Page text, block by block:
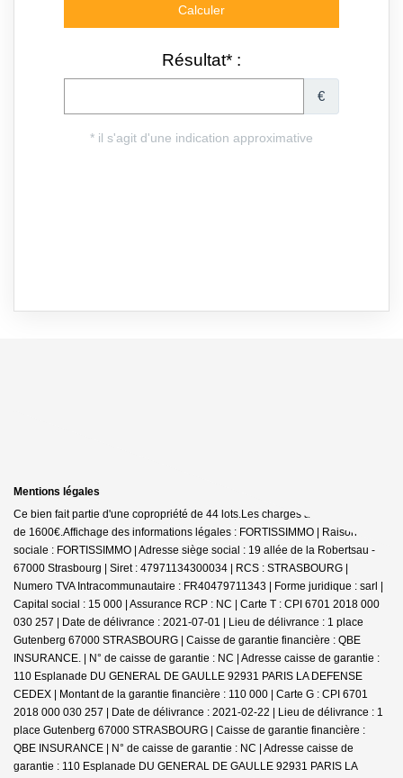
Mentions légales
Ce bien fait partie d'une copropriété de 44 lots.Les charges annuelles sont
de 1600€.Affichage des informations légales : FORTISSIMMO | Raison
sociale : FORTISSIMMO | Adresse siège social : 19 allée de la Robertsau -
67000 Strasbourg | Siret : 47971134300034 | RCS : STRASBOURG |
Numero TVA Intracommunautaire : FR40479711343 | Forme juridique : sarl |
Capital social : 15 000 | Assurance RCP : NC | Carte T : CPI 6701 2018 000
030 257 | Date de délivrance : 2021-07-01 | Lieu de délivrance : 1 place
Gutenberg 67000 STRASBOURG | Caisse de garantie financière : QBE
INSURANCE. | N° de caisse de garantie : NC | Adresse caisse de garantie :
110 Esplanade DU GENERAL DE GAULLE 92931 PARIS LA DEFENSE
CEDEX | Montant de la garantie financière : 110 000 | Carte G : CPI 6701
2018 000 030 257 | Date de délivrance : 2021-02-22 | Lieu de délivrance : 1
place Gutenberg 67000 STRASBOURG | Caisse de garantie financière :
QBE INSURANCE | N° de caisse de garantie : NC | Adresse caisse de
garantie : 110 Esplanade DU GENERAL DE GAULLE 92931 PARIS LA